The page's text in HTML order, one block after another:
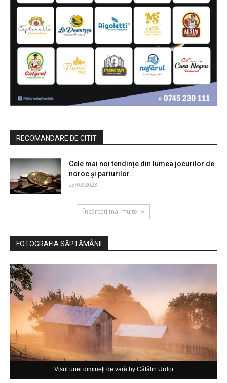
RECOMANDARE DE CITIT
Cele mai noi tendințe din lumea jocurilor de
noroc și pariurilor...
23/03/2023
Încărcați mai multe
FOTOGRAFIA SĂPTĂMÂNII
Visul unei dimineţi de vară by Cătălin Urdoi